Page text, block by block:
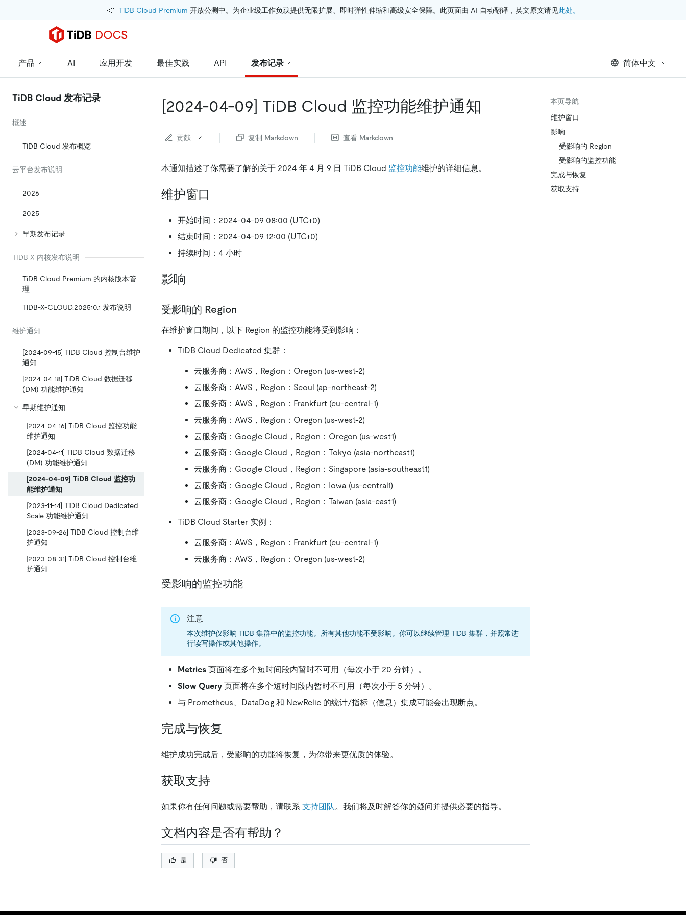
📣 TiDB Cloud Premium 开放公测中。为企业级工作负载提供无限扩展、即时弹性伸缩和高级安全保障。此页面由 AI 自动翻译，英文原文请见此处。
产品 AI 应用开发 最佳实践 API 发布记录 简体中文
TiDB Cloud 发布记录
概述
TiDB Cloud 发布概览
云平台发布说明
2026
2025
早期发布记录
TIDB X 内核发布说明
TiDB Cloud Premium 的内核版本管
理
TiDB-X-CLOUD.202510.1 发布说明
维护通知
[2024-09-15] TiDB Cloud 控制台维护
通知
[2024-04-18] TiDB Cloud 数据迁移
(DM) 功能维护通知
早期维护通知
[2024-04-16] TiDB Cloud 监控功能
维护通知
[2024-04-11] TiDB Cloud 数据迁移
(DM) 功能维护通知
[2024-04-09] TiDB Cloud 监控功
能维护通知
[2023-11-14] TiDB Cloud Dedicated
Scale 功能维护通知
[2023-09-26] TiDB Cloud 控制台维
护通知
[2023-08-31] TiDB Cloud 控制台维
护通知
[2024-04-09] TiDB Cloud 监控功能维护通知
贡献 复制 Markdown 查看 Markdown
本通知描述了你需要了解的关于 2024 年 4 月 9 日 TiDB Cloud 监控功能维护的详细信息。
维护窗口
开始时间：2024-04-09 08:00 (UTC+0)
结束时间：2024-04-09 12:00 (UTC+0)
持续时间：4 小时
影响
受影响的 Region
在维护窗口期间，以下 Region 的监控功能将受到影响：
TiDB Cloud Dedicated 集群：
云服务商：AWS，Region：Oregon (us-west-2)
云服务商：AWS，Region：Seoul (ap-northeast-2)
云服务商：AWS，Region：Frankfurt (eu-central-1)
云服务商：AWS，Region：Oregon (us-west-2)
云服务商：Google Cloud，Region：Oregon (us-west1)
云服务商：Google Cloud，Region：Tokyo (asia-northeast1)
云服务商：Google Cloud，Region：Singapore (asia-southeast1)
云服务商：Google Cloud，Region：Iowa (us-central1)
云服务商：Google Cloud，Region：Taiwan (asia-east1)
TiDB Cloud Starter 实例：
云服务商：AWS，Region：Frankfurt (eu-central-1)
云服务商：AWS，Region：Oregon (us-west-2)
受影响的监控功能
注意
本次维护仅影响 TiDB 集群中的监控功能。所有其他功能不受影响。你可以继续管理 TiDB 集群，并照常进
行读写操作或其他操作。
Metrics 页面将在多个短时间段内暂时不可用（每次小于 20 分钟）。
Slow Query 页面将在多个短时间段内暂时不可用（每次小于 5 分钟）。
与 Prometheus、DataDog 和 NewRelic 的统计/指标（信息）集成可能会出现断点。
完成与恢复
维护成功完成后，受影响的功能将恢复，为你带来更优质的体验。
获取支持
如果你有任何问题或需要帮助，请联系 支持团队。我们将及时解答你的疑问并提供必要的指导。
文档内容是否有帮助？
是 否
本页导航
维护窗口
影响
受影响的 Region
受影响的监控功能
完成与恢复
获取支持